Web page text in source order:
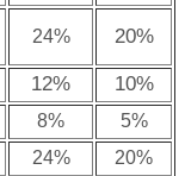
24% 20%
12% 10%
8% 5%
24% 20%